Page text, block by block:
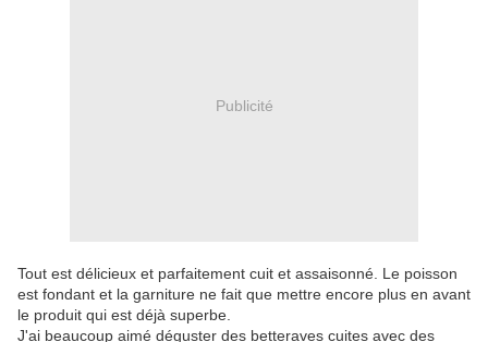
Publicité
Tout est délicieux et parfaitement cuit et assaisonné. Le poisson
est fondant et la garniture ne fait que mettre encore plus en avant
le produit qui est déjà superbe.
J'ai beaucoup aimé déguster des betteraves cuites avec des